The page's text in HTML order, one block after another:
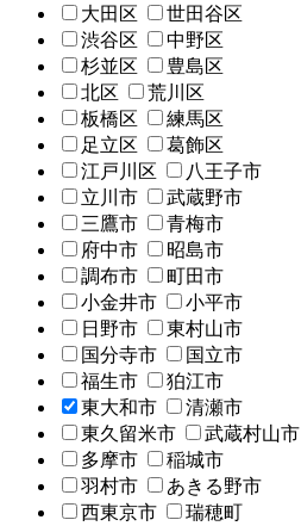
大田区
世田谷区
渋谷区
中野区
杉並区
豊島区
北区
荒川区
板橋区
練馬区
足立区
葛飾区
江戸川区
八王子市
立川市
武蔵野市
三鷹市
青梅市
府中市
昭島市
調布市
町田市
小金井市
小平市
日野市
東村山市
国分寺市
国立市
福生市
狛江市
東大和市
清瀬市
東久留米市
武蔵村山市
多摩市
稲城市
羽村市
あきる野市
西東京市
瑞穂町